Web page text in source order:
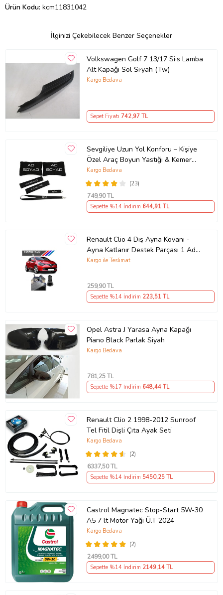
Ürün Kodu: kcm11831042
İlginizi Çekebilecek Benzer Seçenekler
Volkswagen Golf 7 13/17 Si·s Lamba
Alt Kapağı Sol Si·yah (Tw)
Kargo Bedava
Sepet Fiyatı 742,97 TL
Sevgiliye Uzun Yol Konforu – Kişiye
Özel Araç Boyun Yastığı & Kemer
Pedi Hediye Seti
(23)
Kargo Bedava
749,90 TL
Sepette %14 İndirim 644,91 TL
Renault Clio 4 Dış Ayna Kovanı -
Ayna Katlanır Destek Parçası 1 Adet
490307706 M3625
Kargo ile Teslimat
259,90 TL
Sepette %14 İndirim 223,51 TL
Opel Astra J Yarasa Ayna Kapağı
Piano Black Parlak Siyah
Kargo Bedava
781,25 TL
Sepette %17 İndirim 648,44 TL
Renault Clio 2 1998-2012 Sunroof
Tel Fitil Dişli Çıta Ayak Seti
(2)
Kargo Bedava
6337,50 TL
Sepette %14 İndirim 5450,25 TL
Castrol Magnatec Stop-Start 5W-30
A5 7 lt Motor Yağı Ü.T 2024
(2)
Kargo Bedava
2499,00 TL
Sepette %14 İndirim 2149,14 TL